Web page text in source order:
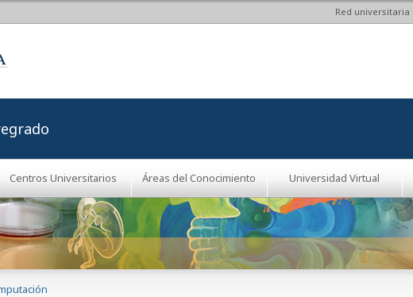
Red universitaria
Centros Universitarios Áreas del Conocimiento Universidad Virtual